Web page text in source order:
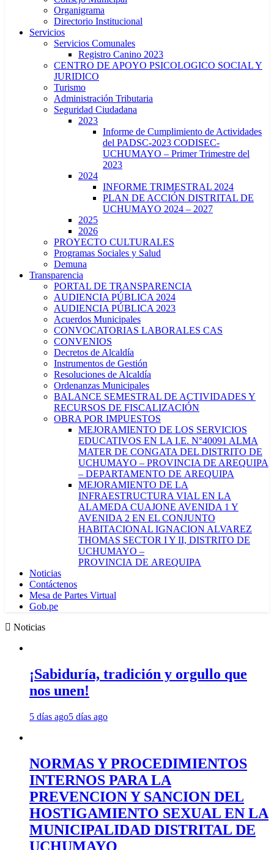
Organigrama
Directorio Institucional
Servicios
Servicios Comunales
Registro Canino 2023
CENTRO DE APOYO PSICOLOGICO SOCIAL Y
JURIDICO
Turismo
Administración Tributaria
Seguridad Ciudadana
2023
Informe de Cumplimiento de Actividades
del PADSC-2023 CODISEC-
UCHUMAYO – Primer Trimestre del
2023
2024
INFORME TRIMESTRAL 2024
PLAN DE ACCIÓN DISTRITAL DE
UCHUMAYO 2024 – 2027
2025
2026
PROYECTO CULTURALES
Programas Sociales y Salud
Demuna
Transparencia
PORTAL DE TRANSPARENCIA
AUDIENCIA PÚBLICA 2024
AUDIENCIA PÚBLICA 2023
Acuerdos Municipales
CONVOCATORIAS LABORALES CAS
CONVENIOS
Decretos de Alcaldía
Instrumentos de Gestión
Resoluciones de Alcaldía
Ordenanzas Municipales
BALANCE SEMESTRAL DE ACTIVIDADES Y
RECURSOS DE FISCALIZACIÓN
OBRA POR IMPUESTOS
MEJORAMIENTO DE LOS SERVICIOS
EDUCATIVOS EN LA I.E. N°40091 ALMA
MATER DE CONGATA DEL DISTRITO DE
UCHUMAYO – PROVINCIA DE AREQUIPA
– DEPARTAMENTO DE AREQUIPA
MEJORAMIENTO DE LA
INFRAESTRUCTURA VIAL EN LA
ALAMEDA CUAJONE AVENIDA 1 Y
AVENIDA 2 EN EL CONJUNTO
HABITACIONAL IGNACION ALVAREZ
THOMAS SECTOR I Y II, DISTRITO DE
UCHUMAYO –
PROVINCIA DE AREQUIPA
Noticias
Contáctenos
Mesa de Partes Virtual
Gob.pe
Noticias
¡Sabiduría, tradición y orgullo que
nos unen!
5 días ago5 días ago
NORMAS Y PROCEDIMIENTOS
INTERNOS PARA LA
PREVENCION Y SANCION DEL
HOSTIGAMIENTO SEXUAL EN LA
MUNICIPALIDAD DISTRITAL DE
UCHUMAYO